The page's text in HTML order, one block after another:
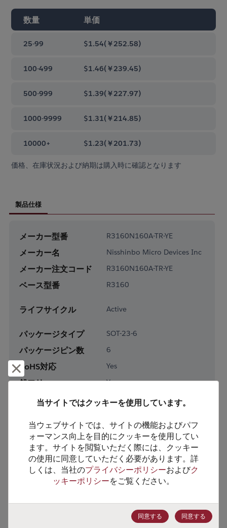
数量 単価
25-99 $1.54(￥252.58)
100-499 $1.46(￥239.45)
500-999 $1.39(￥227.97)
1000-9999 $1.31(￥214.85)
10000+ $1.23(￥201.73)
価格、在庫状況および納期は購入時に確認となります
製品仕様
メーカー型番 R3160N160A-TR-YE
メーカー名 Nisshinbo Micro Devices Inc
メーカー注文コード R3160N160A-TR-YE
ベース型番 R3160
ライフサイクル Active
パッケージタイプ SOT-23-6
パッケージピン数 6
RoHS対応 Yes
鉛フリー Yes
梱包形態 Tape & Reel
製品カテゴリー Analog & Mixed Signal
製品サブカテゴリー Power Management
製品グループ Supervisors/Monitors/Resets
却下して閉じる
当サイトではクッキーを使用しています。
当ウェブサイトでは、サイトの機能およびパフ
ォーマンス向上を目的にクッキーを使用してい
ます。サイトを閲覧いただく際には、クッキー
の使用に同意していただく必要があります。詳
しくは、当社のプライバシーポリシーおよびク
ッキーポリシーをご覧ください。
同意する 同意する